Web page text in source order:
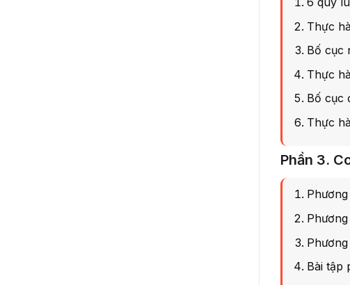
Thực
Bố cục
Thực
Bố cục
Thực
Phần 3.
Bài tập